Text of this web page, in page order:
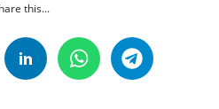
this...